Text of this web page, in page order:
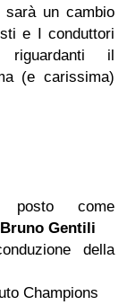
un cambio
e I conduttori
il
(e carissima)
come
Bruno Gentili
della
Champions